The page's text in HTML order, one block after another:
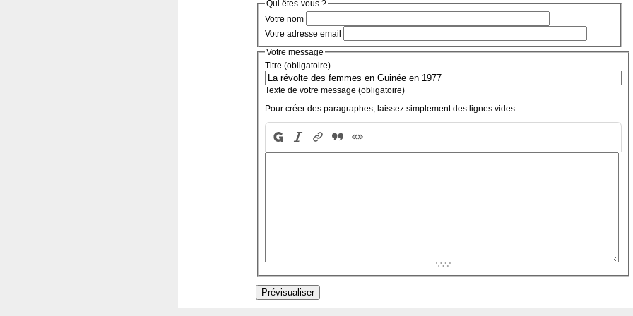
Qui êtes-vous ?
Votre nom
Votre adresse email
Votre message
Titre (obligatoire)
Texte de votre message (obligatoire)
Pour créer des paragraphes, laissez simplement des lignes vides.